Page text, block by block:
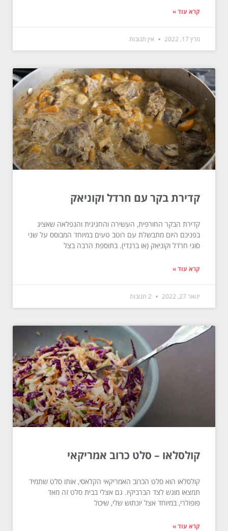
קרא עוד »
מרץ 17, 2022 אין תגובות
קדירת בקר עם חרדל וקוניאק
קדירת הבקר החורפית, העשירה והחגיגית והנפלאה שאציג
בפניכם היום מתבשלת עם רוטב טעים במיוחד המבוסס על שני
סוגי חרדל וקוניאק (או ברנדי). בתוספת הרבה בצל
קרא עוד »
ינואר 27, 2022
קולסלאו – סלט כרוב אמריקאי
קולסלאו הוא סלט הכרוב האמריקאי הקלאסי, אותו סלט שתמיד
תמצאו מוגש לצד הברביקיו. גם אצלי בבית סלט זה מאד
פופולרי, במיוחד אצל יונתוש שלי, שיכול
קרא עוד »